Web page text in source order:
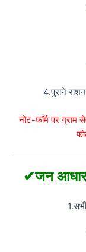
4.पुराने
नोट-फॉर्म पर
✔जन आधार